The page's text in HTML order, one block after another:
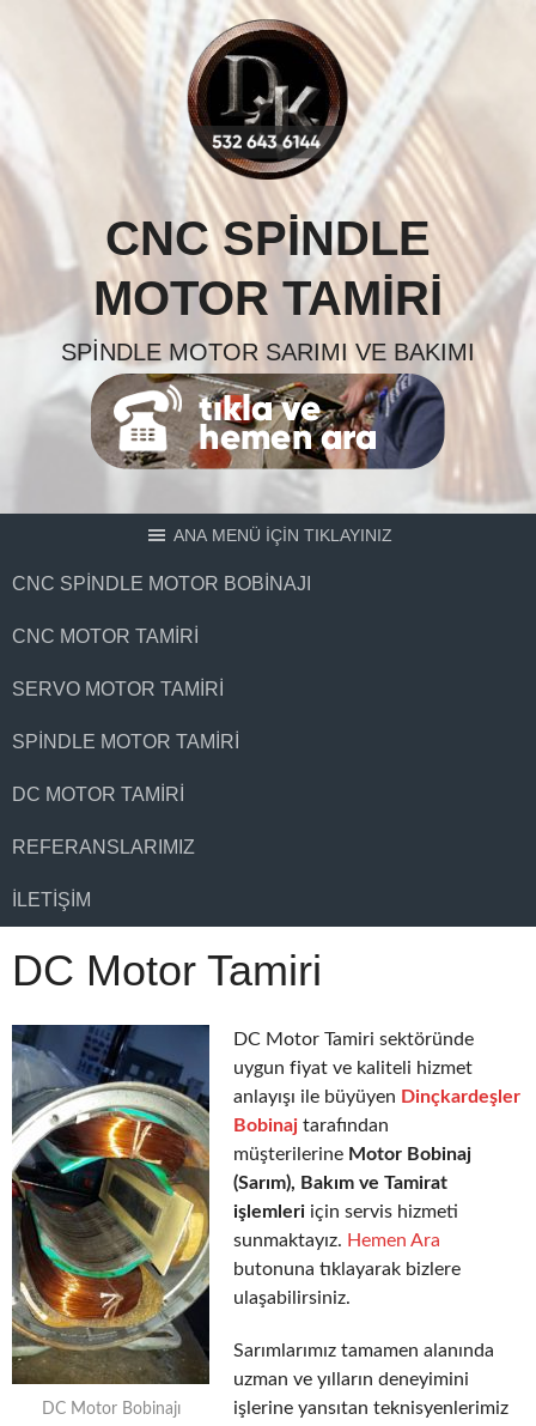
CNC SPINDLE
MOTOR TAMIRI
SPINDLE MOTOR SARIMI VE BAKIMI
ANA MENÜ İÇİN TIKLAYINIZ
CNC SPINDLE MOTOR BOBINAJI
CNC MOTOR TAMIRI
SERVO MOTOR TAMIRI
SPINDLE MOTOR TAMIRI
DC MOTOR TAMIRI
REFERANSLARIMIZ
İLETIŞIM
DC Motor Tamiri
DC Motor Bobinajı
DC Motor Tamiri sektöründe
uygun fiyat ve kaliteli hizmet
anlayışı ile büyüyen Dinçkardeşler
Bobinaj tarafından
müşterilerine Motor Bobinaj
(Sarım), Bakım ve Tamirat
işlemleri için servis hizmeti
sunmaktayız. Hemen Ara
butonuna tıklayarak bizlere
ulaşabilirsiniz.
Sarımlarımız tamamen alanında
uzman ve yılların deneyimini
işlerine yansıtan teknisyenlerimiz